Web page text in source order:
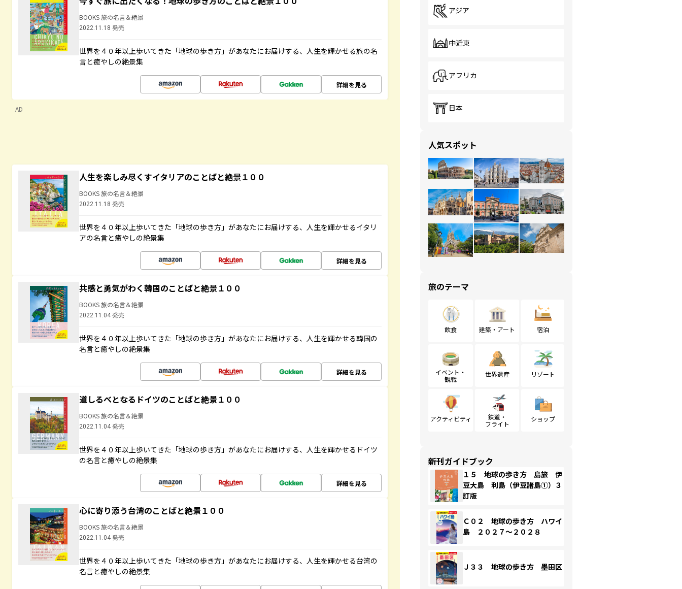
BOOKS 旅の名言＆絶景
2022.11.18 発売
世界を４０年以上歩いてきた「地球の歩き方」があなたにお届けする、人生を輝かせる旅の名
言と癒やしの絶景集
詳細を見る
AD
人生を楽しみ尽くすイタリアのことばと絶景１００
BOOKS 旅の名言＆絶景
2022.11.18 発売
世界を４０年以上歩いてきた「地球の歩き方」があなたにお届けする、人生を輝かせるイタリ
アの名言と癒やしの絶景集
詳細を見る
共感と勇気がわく韓国のことばと絶景１００
BOOKS 旅の名言＆絶景
2022.11.04 発売
世界を４０年以上歩いてきた「地球の歩き方」があなたにお届けする、人生を輝かせる韓国の
名言と癒やしの絶景集
詳細を見る
道しるべとなるドイツのことばと絶景１００
BOOKS 旅の名言＆絶景
2022.11.04 発売
世界を４０年以上歩いてきた「地球の歩き方」があなたにお届けする、人生を輝かせるドイツ
の名言と癒やしの絶景集
詳細を見る
心に寄り添う台湾のことばと絶景１００
BOOKS 旅の名言＆絶景
2022.11.04 発売
世界を４０年以上歩いてきた「地球の歩き方」があなたにお届けする、人生を輝かせる台湾の
名言と癒やしの絶景集
アジア
中近東
アフリカ
日本
人気スポット
旅のテーマ
飲食 建築・アート 宿泊
イベント・
観戦
世界遺産 リゾート
アクティビティ
鉄道・
フライト
ショップ
新刊ガイドブック
１５ 地球の歩き方 島旅 伊
豆大島 利島（伊豆諸島①）３
訂版
Ｃ０２ 地球の歩き方 ハワイ
島 ２０２７～２０２８
Ｊ３３ 地球の歩き方 墨田区